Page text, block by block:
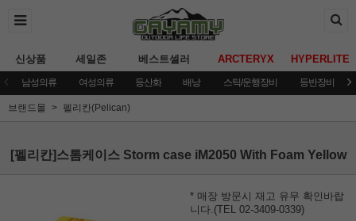
신상품 세일존 베스트셀러 ARCTERYX HYPERLITE
남성의류 여성의류 등산화 배낭 스틱/운행장비 등반장비
브랜드몰 펠리칸(Pelican)
[펠리칸]스톰케이스 Storm case iM2050 With Foam Yellow
* 매장 방문시 재고 유무 확인바랍
니다.(TEL 02-3409-0339)